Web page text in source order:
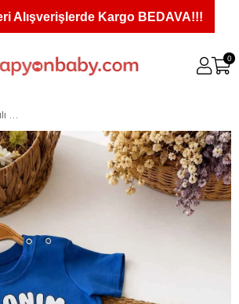
Alışverişlerde Kargo BEDAVA!!!
0
Aslan Baskılı Erkek Bebek 2'li Şortlu Takım (%100 Pamuk)(6-9/9-12/12-18 Ay)